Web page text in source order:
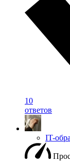
10
ответов
IT-